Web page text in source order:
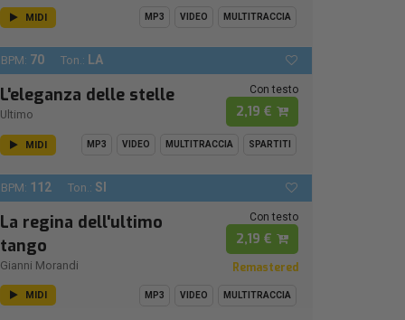
MIDI MP3 VIDEO MULTITRACCIA
BPM: 70 Ton.: LA
L'eleganza delle stelle
Ultimo
Con testo
2,19 €
MIDI MP3 VIDEO MULTITRACCIA SPARTITI
BPM: 112 Ton.: SI
La regina dell'ultimo
tango
Gianni Morandi
Con testo
2,19 €
Remastered
MIDI MP3 VIDEO MULTITRACCIA